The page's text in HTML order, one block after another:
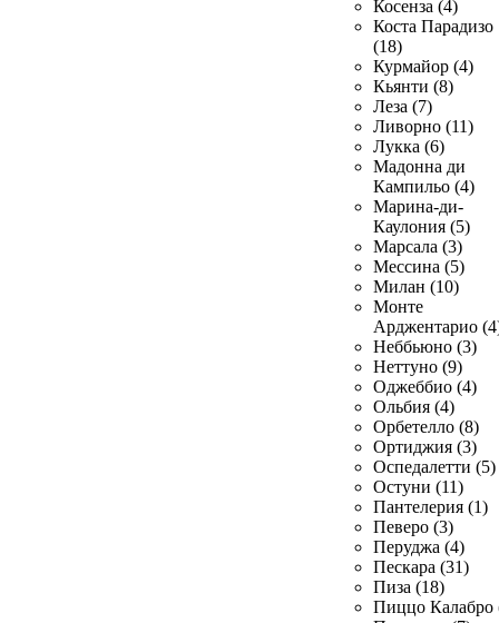
Косенза (4)
Коста Парадизо
(18)
Курмайор (4)
Кьянти (8)
Леза (7)
Ливорно (11)
Лукка (6)
Мадонна ди
Кампильо (4)
Марина-ди-
Каулония (5)
Марсала (3)
Мессина (5)
Милан (10)
Монте
Арджентарио
Неббьюно (3)
Неттуно (9)
Оджеббио (4)
Ольбия (4)
Орбетелло (8)
Ортиджия (3)
Оспедалетти (5)
Остуни (11)
Пантелерия (1)
Певеро (3)
Перуджа (4)
Пескара (31)
Пиза (18)
Пиццо Калабро